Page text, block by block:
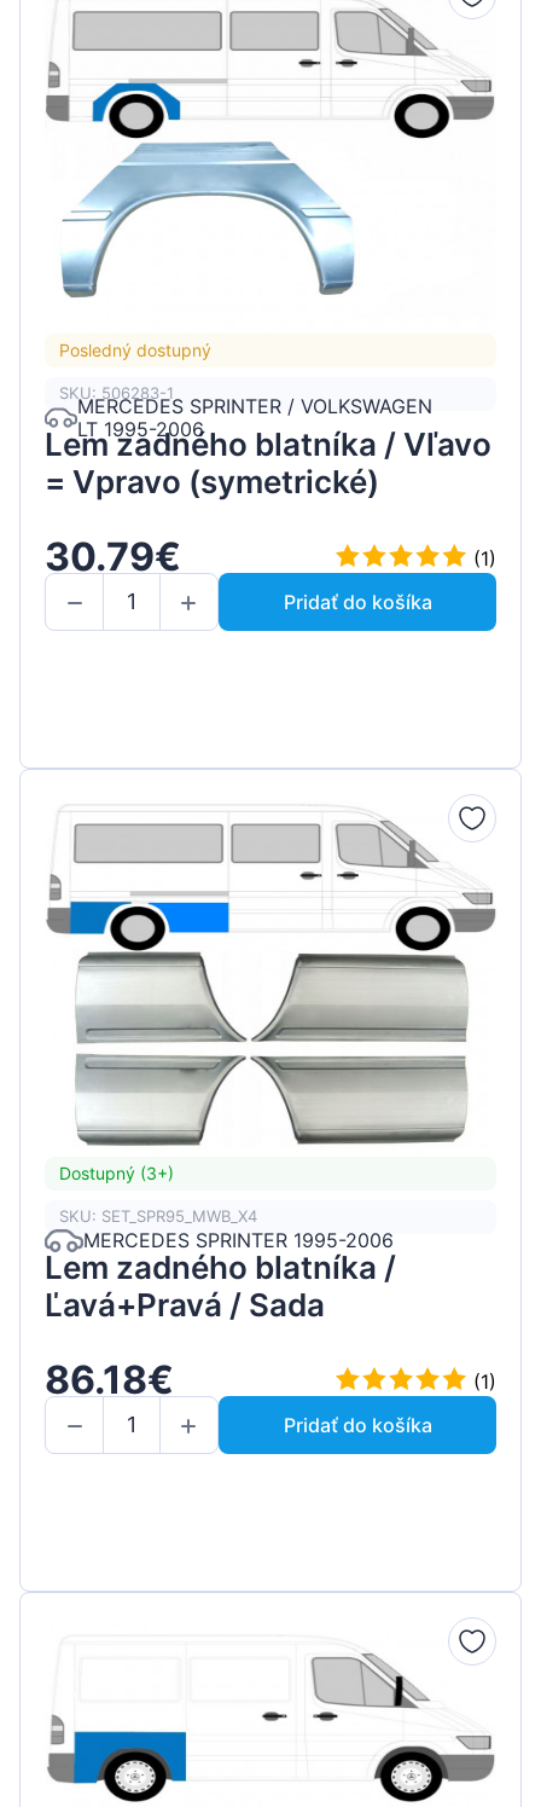
Posledný dostupný
SKU: 506283-1
MERCEDES SPRINTER / VOLKSWAGEN
LT 1995-2006
Lem zadného blatníka / Vľavo
= Vpravo (symetrické)
30.79€
(1)
Pridať do košíka
Dostupný (3+)
SKU: SET_SPR95_MWB_X4
MERCEDES SPRINTER 1995-2006
Lem zadného blatníka /
Ľavá+Pravá / Sada
86.18€
(1)
Pridať do košíka